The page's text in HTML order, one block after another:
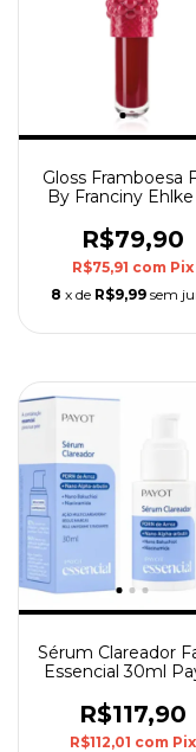
Gloss Framboesa
By Franciny
R$79,90
R$75,91 com Pix
8 x de R$9,99 sem
Sérum Clareador
Essencial 30ml
R$117,90
R$112,01 com Pix